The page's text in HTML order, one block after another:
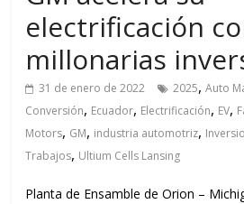
electrificación
millonarias
31 de enero de 2022 2025,Auto
Conversión, Ecuador, Electrificación, EV,
Motors, GM, industria automotriz,
Trabajos, Ultium Cells Lansing
Planta de Ensamble de Orion –